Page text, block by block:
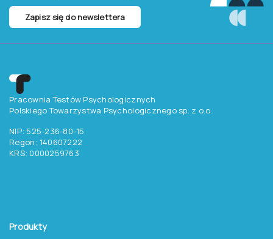
Zapisz się do newslettera
Pracownia Testów Psychologicznych
Polskiego Towarzystwa Psychologicznego sp. z o.o.
NIP: 525-236-80-15
Regon: 140607222
KRS: 0000259763
Produkty